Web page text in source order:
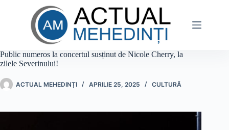
Public numeros la concertul susținut de Nicole Cherry, la
zilele Severinului!
ACTUAL MEHEDINȚI APRILIE 25, 2025 CULTURĂ